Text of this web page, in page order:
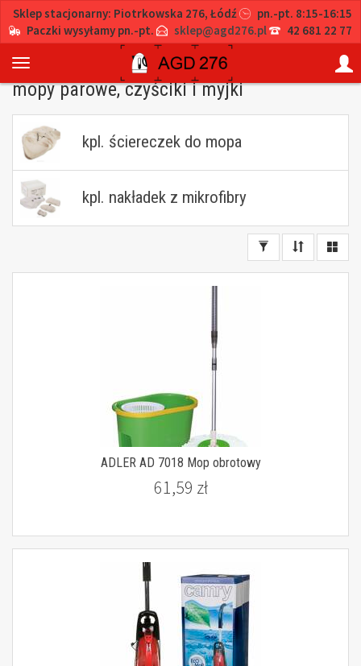
Sklep stacjonarny: Piotrkowska 276, Łódź
pn.-pt. 8:15-16:15
Paczki wysyłamy pn.-pt.
sklep@agd276.pl 42 681 22 77
mopy parowe, czyściki i myjki
kpl. ściereczek do mopa
kpl. nakładek z mikrofibry
ADLER AD 7018 Mop obrotowy
61,59 zł